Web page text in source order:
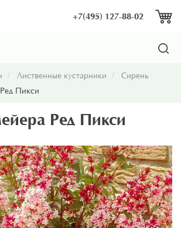
+7(495) 127-88-02
Лиственные кустарники
Сирень
Пикси
Ред Пикси